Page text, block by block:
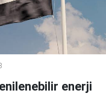
enerji